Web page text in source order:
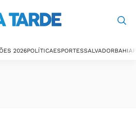
2026POLÍTICAESPORTESSALVADORBAHIA